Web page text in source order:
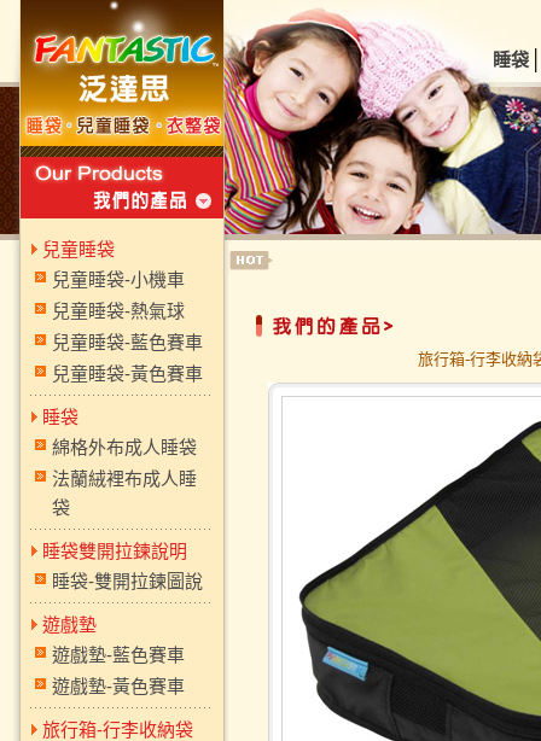
兒童睡袋
兒童睡袋-小機車
兒童睡袋-熱氣球
兒童睡袋-藍色賽車
兒童睡袋-黃色賽車
睡袋
綿格外布成人睡袋
法蘭絨裡布成人睡
袋
睡袋雙開拉鍊說明
睡袋-雙開拉鍊圖說
遊戲墊
遊戲墊-藍色賽車
遊戲墊-黃色賽車
旅行箱-行李收納袋
睡袋
旅行箱-行李收納